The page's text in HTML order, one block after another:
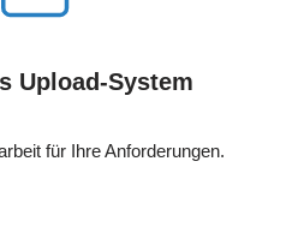
Upload-System
für Ihre Anforderungen.